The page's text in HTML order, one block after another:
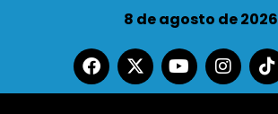
8 de agosto de 2026